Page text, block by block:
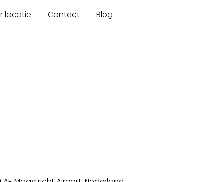
locatie Contact Blog